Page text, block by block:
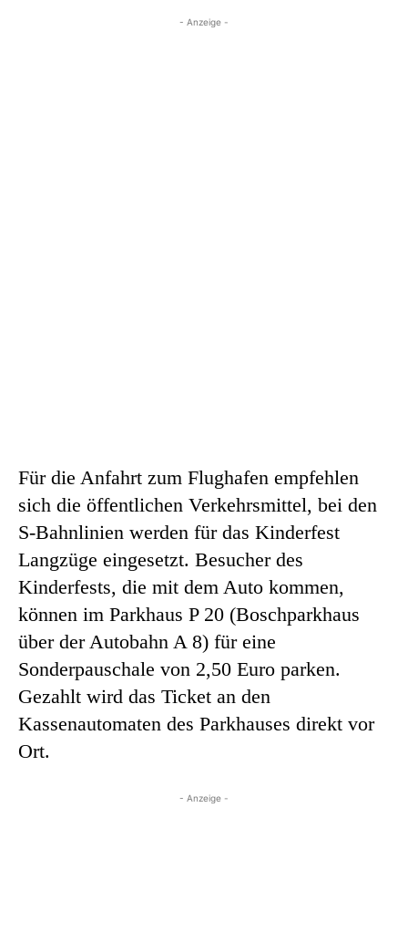
- Anzeige -
Für die Anfahrt zum Flughafen empfehlen
sich die öffentlichen Verkehrsmittel, bei den
S-Bahnlinien werden für das Kinderfest
Langzüge eingesetzt. Besucher des
Kinderfests, die mit dem Auto kommen,
können im Parkhaus P 20 (Boschparkhaus
über der Autobahn A 8) für eine
Sonderpauschale von 2,50 Euro parken.
Gezahlt wird das Ticket an den
Kassenautomaten des Parkhauses direkt vor
Ort.
- Anzeige -